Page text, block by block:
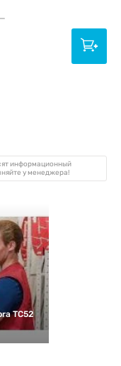
информационный
у менеджера!
TC52